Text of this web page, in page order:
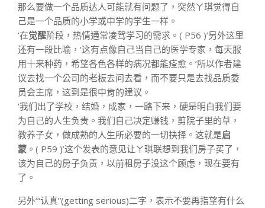
那么要做一个品质达人可能就有问题了，突然ㄚ琪觉得自
己是一个品质的小学或中学的学生一样。
‘在觉醒阶段，热情通常凌驾学习的需求。( P56 )’另外这里
还有一段比喻，‘这有点像自己当自己的医学专家，每天服
用十来种药，希望各色各样的病况都能痊愈。’所以作者建
议去找一个公司的老板去问去看，而不要只是去找品质委
员会主席，这到是很中肯的建议。
‘我们出了学校，结婚，成家，一路下来，硬是明白我们要
为自己的人生负责。我们自己决定赚钱，剪院子里的草，
教养子女，做成熟的人生所必要的一切抉择。这就是启
蒙 。( P59 )’这个发表的意见让ㄚ琪联想到我们房子买了，
该为自己的房子负责，以前租房子没这个顾虑，现在要有
了。
另外‘“认真”(getting serious)二字，表示不要再指望有什么